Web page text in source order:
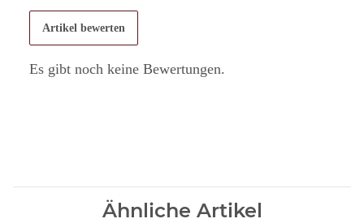
Artikel bewerten
Es gibt noch keine Bewertungen.
Ähnliche Artikel